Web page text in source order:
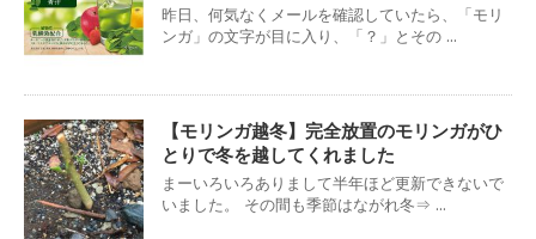
昨日、何気なくメールを確認していたら、「モリ
ンガ」の文字が目に入り、「？」とその ...
【モリンガ越冬】完全放置のモリンガがひ
とりで冬を越してくれました
まーいろいろありまして半年ほど更新できないで
いました。 その間も季節はながれ冬⇒ ...